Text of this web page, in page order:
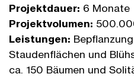
Projektdauer: 6 Monate
Projektvolumen:
Leistungen:
Staudenflächen und
ca. 150 Bäumen und